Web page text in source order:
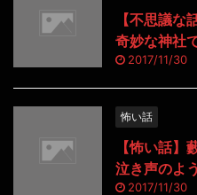
【不思議な
奇妙な神社
2017/11/30
怖い話
【怖い話】
泣き声のよ
2017/11/30